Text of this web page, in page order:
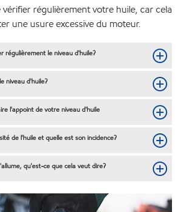
régulièrement votre huile, car cela
une usure excessive du moteur.
régulièrement le niveau d'huile?
niveau d'huile?
l'appoint de votre niveau d'huile
de l'huile et quelle est son incidence?
qu'est-ce que cela veut dire?